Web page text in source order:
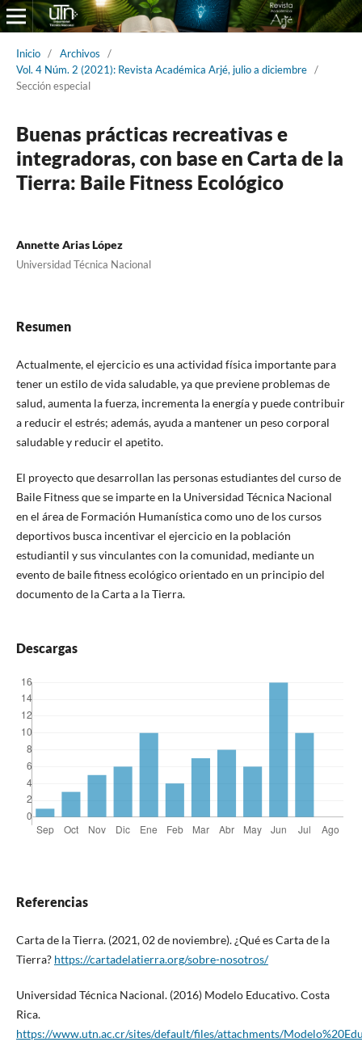
Inicio / Archivos
/
Vol. 4 Núm. 2 (2021): Revista Académica Arjé, julio a diciembre /
Sección especial
Buenas prácticas recreativas e
integradoras, con base en Carta de la
Tierra: Baile Fitness Ecológico
Annette Arias López
Universidad Técnica Nacional
Resumen
Actualmente, el ejercicio es una actividad física importante para
tener un estilo de vida saludable, ya que previene problemas de
salud, aumenta la fuerza, incrementa la energía y puede contribuir
a reducir el estrés; además, ayuda a mantener un peso corporal
saludable y reducir el apetito.
El proyecto que desarrollan las personas estudiantes del curso de
Baile Fitness que se imparte en la Universidad Técnica Nacional
en el área de Formación Humanística como uno de los cursos
deportivos busca incentivar el ejercicio en la población
estudiantil y sus vinculantes con la comunidad, mediante un
evento de baile fitness ecológico orientado en un principio del
documento de la Carta a la Tierra.
Descargas
Referencias
Carta de la Tierra. (2021, 02 de noviembre). ¿Qué es Carta de la
Tierra? https://cartadelatierra.org/sobre-nosotros/
Universidad Técnica Nacional. (2016) Modelo Educativo. Costa
Rica.
https://www.utn.ac.cr/sites/default/files/attachments/